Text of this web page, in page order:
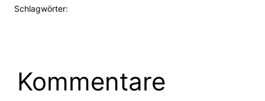
Schlagwörter:
Kommentare